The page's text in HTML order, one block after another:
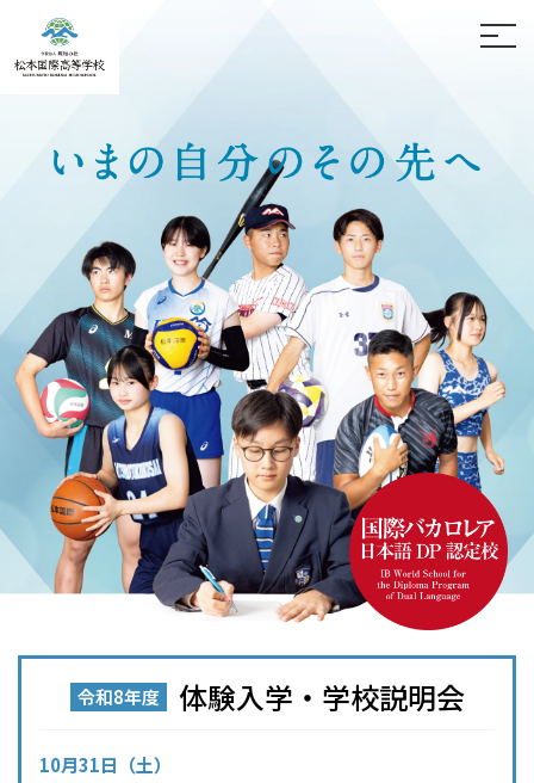
学科紹介
入試案内
進路情報
学校生活
卒業生の方へ
寄付金のお願い
保護者の方へ
中高一貫の学び
松本国際高等学校
令和8年度 体験入学・学校説明会
10月31日（土）